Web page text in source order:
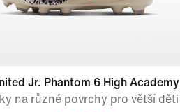
Jr. Phantom 6 High Academy
na různé povrchy pro větší děti